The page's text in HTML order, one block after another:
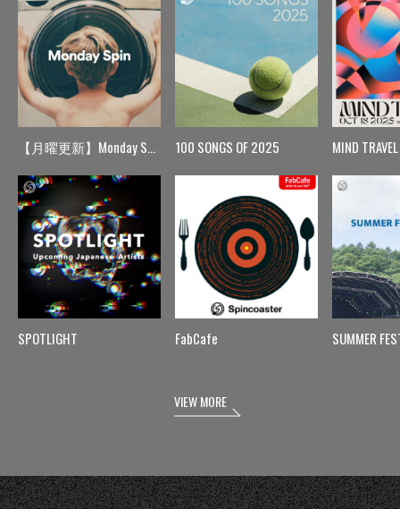
【月曜更新】Monday Spin
SPOTLIGHT
100 SONGS OF 2025
FabCafe
MIND TRAVEL
SUMMER
VIEW MORE